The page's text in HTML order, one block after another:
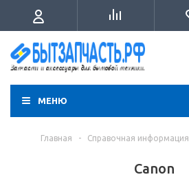
МЕНЮ
Главная - Справочная информация
Canon